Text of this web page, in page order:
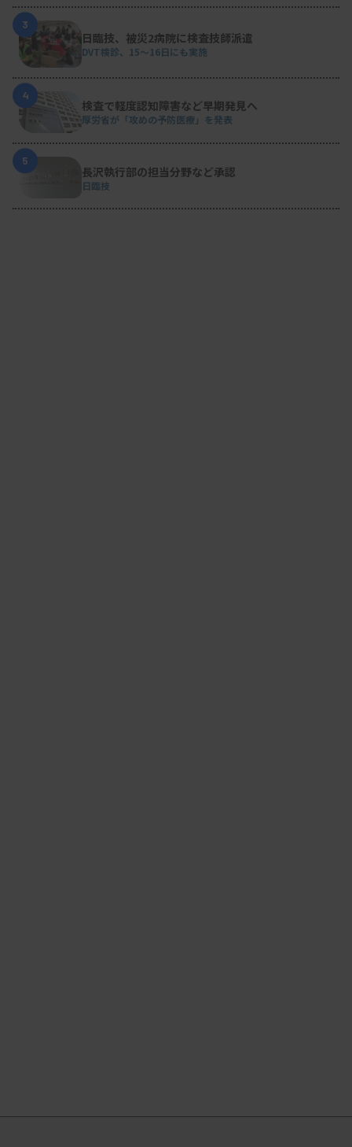
3
日臨技、被災2病院に検査技師派遣
DVT検診、15～16日にも実施
4
検査で軽度認知障害など早期発見へ
厚労省が「攻めの予防医療」を発表
5
長沢執行部の担当分野など承認
日臨技